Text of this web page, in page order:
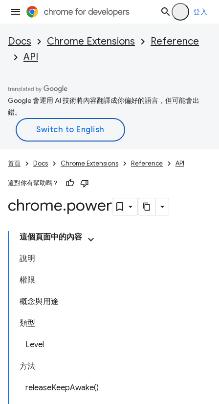
登入
Docs Chrome Extensions
Reference
API
Google 會運用 AI 技術將內容翻譯成你偏好的語言，但可能會出
錯。
首頁 Docs Chrome Extensions Reference API
這對你有幫助嗎？
chrome.power
這個頁面中的內容
說明
權限
概念與用途
類型
Level
方法
releaseKeepAwake()